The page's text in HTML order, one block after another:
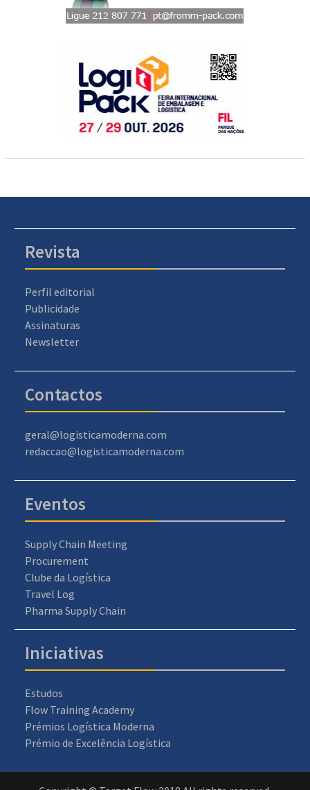
Revista
Perfil editorial
Publicidade
Assinaturas
Newsletter
Contactos
geral@logisticamoderna.com
redaccao@logisticamoderna.com
Eventos
Supply Chain Meeting
Procurement
Clube da Logística
Travel Log
Pharma Supply Chain
Iniciativas
Estudos
Flow Training Academy
Prémios Logística Moderna
Prémio de Excelência Logística